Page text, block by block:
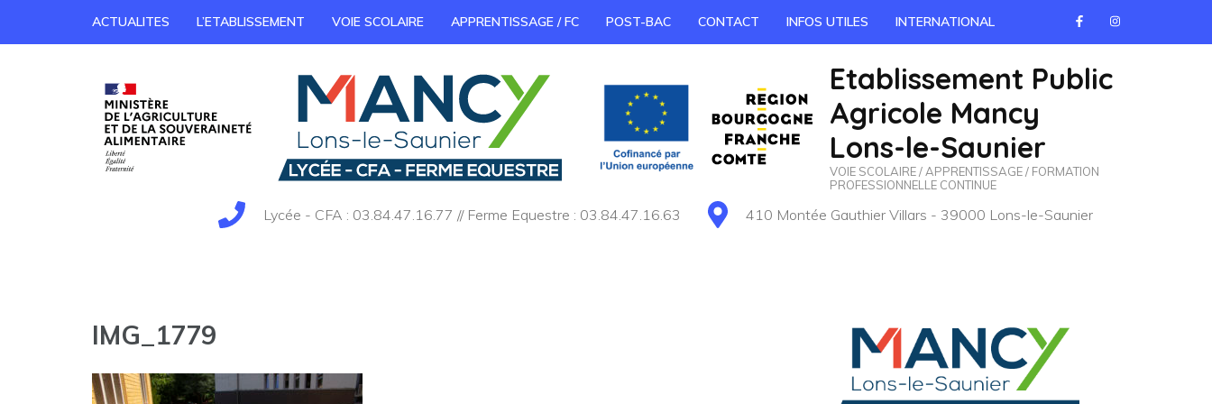
ACTUALITES L’ETABLISSEMENT VOIE SCOLAIRE APPRENTISSAGE / FC POST-BAC CONTACT INFOS UTILES INTERNATIONAL
Etablissement Public
Agricole Mancy
Lons-le-Saunier
VOIE SCOLAIRE / APPRENTISSAGE / FORMATION
PROFESSIONNELLE CONTINUE
410 Montée Gauthier Villars - 39000 Lons-le-Saunier
Lycée - CFA : 03.84.47.16.77 // Ferme Equestre : 03.84.47.16.63
IMG_1779